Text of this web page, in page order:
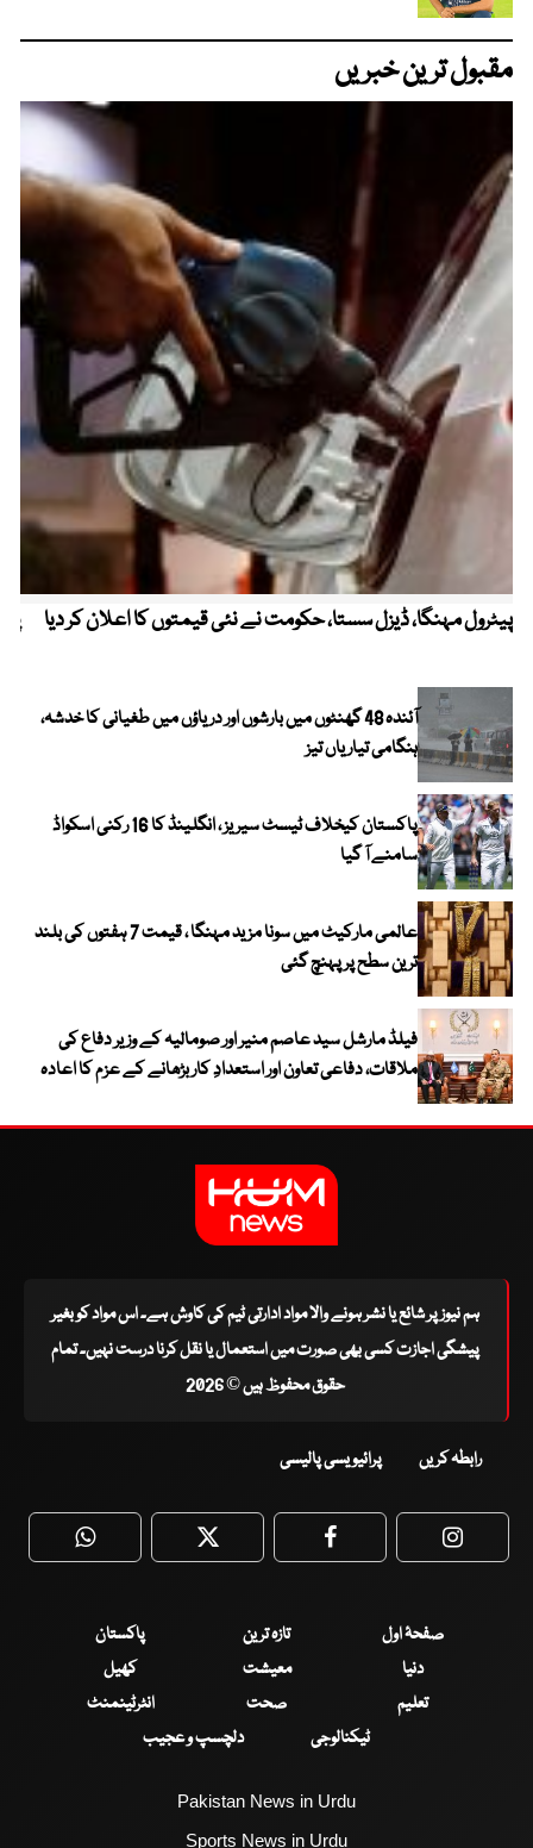
مقبول ترین خبریں
پیٹرول مہنگا، ڈیزل سستا، حکومت نے نئی قیمتوں کا اعلان کر دیا
آئندہ 48 گھنٹوں میں بارشوں اور دریاؤں میں طغیانی کا خدشہ،
ہنگامی تیاریاں تیز
پاکستان کیخلاف ٹیسٹ سیریز ، انگلینڈ کا 16 رکنی اسکواڈ
سامنے آ گیا
عالمی مارکیٹ میں سونا مزید مہنگا ، قیمت 7 ہفتوں کی بلند
ترین سطح پر پہنچ گئی
فیلڈ مارشل سید عاصم منیر اور صومالیہ کے وزیر دفاع کی
ملاقات، دفاعی تعاون اور استعدادِ کار بڑھانے کے عزم کا اعادہ
ہم نیوز پر شائع یا نشر ہونے والا مواد ادارتی ٹیم کی کاوش ہے۔ اس مواد کو بغیر
پیشگی اجازت کسی بھی صورت میں استعمال یا نقل کرنا درست نہیں۔ تمام
حقوق محفوظ ہیں © 2026
رابطہ کریں پرائیویسی پالیسی
WhatsApp Twitter Facebook
صفحۂ اول تازہ ترین
پاکستان
دنیا
معیشت
کھیل
تعلیم
صحت
انٹرٹینمنٹ
ٹیکنالوجی
دلچسپ و عجیب
Pakistan News in Urdu
Sports News in Urdu